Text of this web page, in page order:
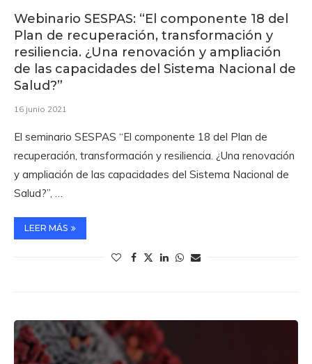
Webinario SESPAS: “El componente 18 del
Plan de recuperación, transformación y
resiliencia. ¿Una renovación y ampliación
de las capacidades del Sistema Nacional de
Salud?”
16 junio 2021
El seminario SESPAS “El componente 18 del Plan de
recuperación, transformación y resiliencia. ¿Una renovación
y ampliación de las capacidades del Sistema Nacional de
Salud?”, …
LEER MÁS